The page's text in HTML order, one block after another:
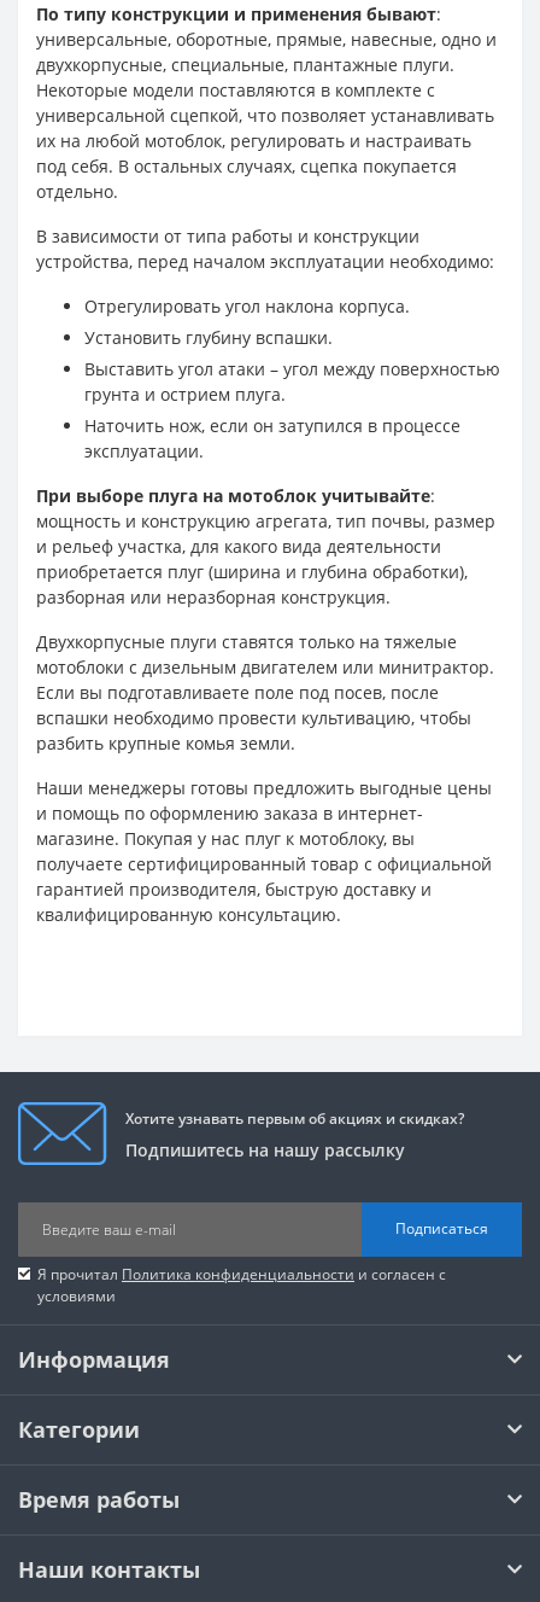
По типу конструкции и применения бывают:
универсальные, оборотные, прямые, навесные, одно и
двухкорпусные, специальные, плантажные плуги.
Некоторые модели поставляются в комплекте с
универсальной сцепкой, что позволяет устанавливать
их на любой мотоблок, регулировать и настраивать
под себя. В остальных случаях, сцепка покупается
отдельно.
В зависимости от типа работы и конструкции
устройства, перед началом эксплуатации необходимо:
Отрегулировать угол наклона корпуса.
Установить глубину вспашки.
Выставить угол атаки – угол между поверхностью
грунта и острием плуга.
Наточить нож, если он затупился в процессе
эксплуатации.
При выборе плуга на мотоблок учитывайте:
мощность и конструкцию агрегата, тип почвы, размер
и рельеф участка, для какого вида деятельности
приобретается плуг (ширина и глубина обработки),
разборная или неразборная конструкция.
Двухкорпусные плуги ставятся только на тяжелые
мотоблоки с дизельным двигателем или минитрактор.
Если вы подготавливаете поле под посев, после
вспашки необходимо провести культивацию, чтобы
разбить крупные комья земли.
Наши менеджеры готовы предложить выгодные цены
и помощь по оформлению заказа в интернет-
магазине. Покупая у нас плуг к мотоблоку, вы
получаете сертифицированный товар с официальной
гарантией производителя, быструю доставку и
квалифицированную консультацию.
Хотите узнавать первым об акциях и скидках?
Подпишитесь на нашу рассылку
Подписаться
Я прочитал Политика конфиденциальности и согласен с
условиями
Информация
Категории
Время работы
Наши контакты